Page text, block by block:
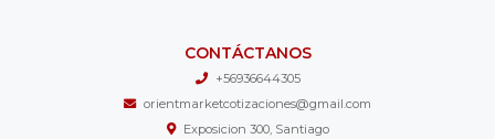
CONTÁCTANOS
+56936644305
orientmarketcotizaciones@gmail.com
Exposicion 300, Santiago